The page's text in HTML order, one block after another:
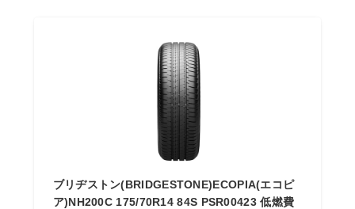
ブリヂストン(BRIDGESTONE)ECOPIA(エコピ
ア)NH200C 175/70R14 84S PSR00423 低燃費